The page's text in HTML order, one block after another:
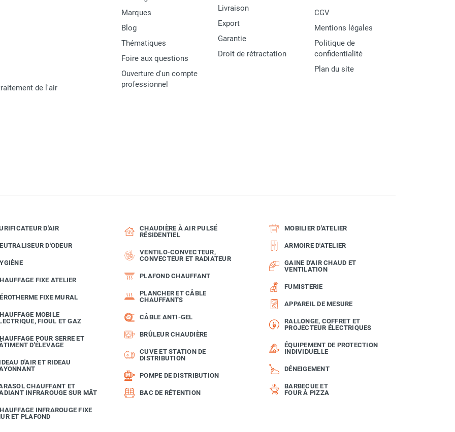
de l'air
Marques
Blog
Thématiques
Foire aux questions
Ouverture d'un compte
professionnel
Livraison
Export
Garantie
Droit de rétractation
CGV
Mentions légales
Politique de
confidentialité
Plan du site
D'AIR
D'ODEUR
FIXE ATELIER
FIXE MURAL
MOBILE
FIOUL ET GAZ
POUR SERRE ET
D'ÉLEVAGE
D'AIR ET RIDEAU
CHAUFFANT ET
INFRAROUGE SUR MÂT
INFRAROUGE FIXE
ET PLAFOND
CHAUDIÈRE À AIR PULSÉ
RÉSIDENTIEL
VENTILO-CONVECTEUR,
CONVECTEUR ET RADIATEUR
PLAFOND CHAUFFANT
PLANCHER ET CÂBLE
CHAUFFANTS
CÂBLE ANTI-GEL
BRÛLEUR CHAUDIÈRE
CUVE ET STATION DE
DISTRIBUTION
POMPE DE DISTRIBUTION
BAC DE RÉTENTION
MOBILIER D'ATELIER
ARMOIRE D'ATELIER
GAINE D'AIR CHAUD ET
VENTILATION
FUMISTERIE
APPAREIL DE MESURE
RALLONGE, COFFRET ET
PROJECTEUR ÉLECTRIQUES
ÉQUIPEMENT DE PROTECTION
INDIVIDUELLE
DÉNEIGEMENT
BARBECUE ET
FOUR À PIZZA